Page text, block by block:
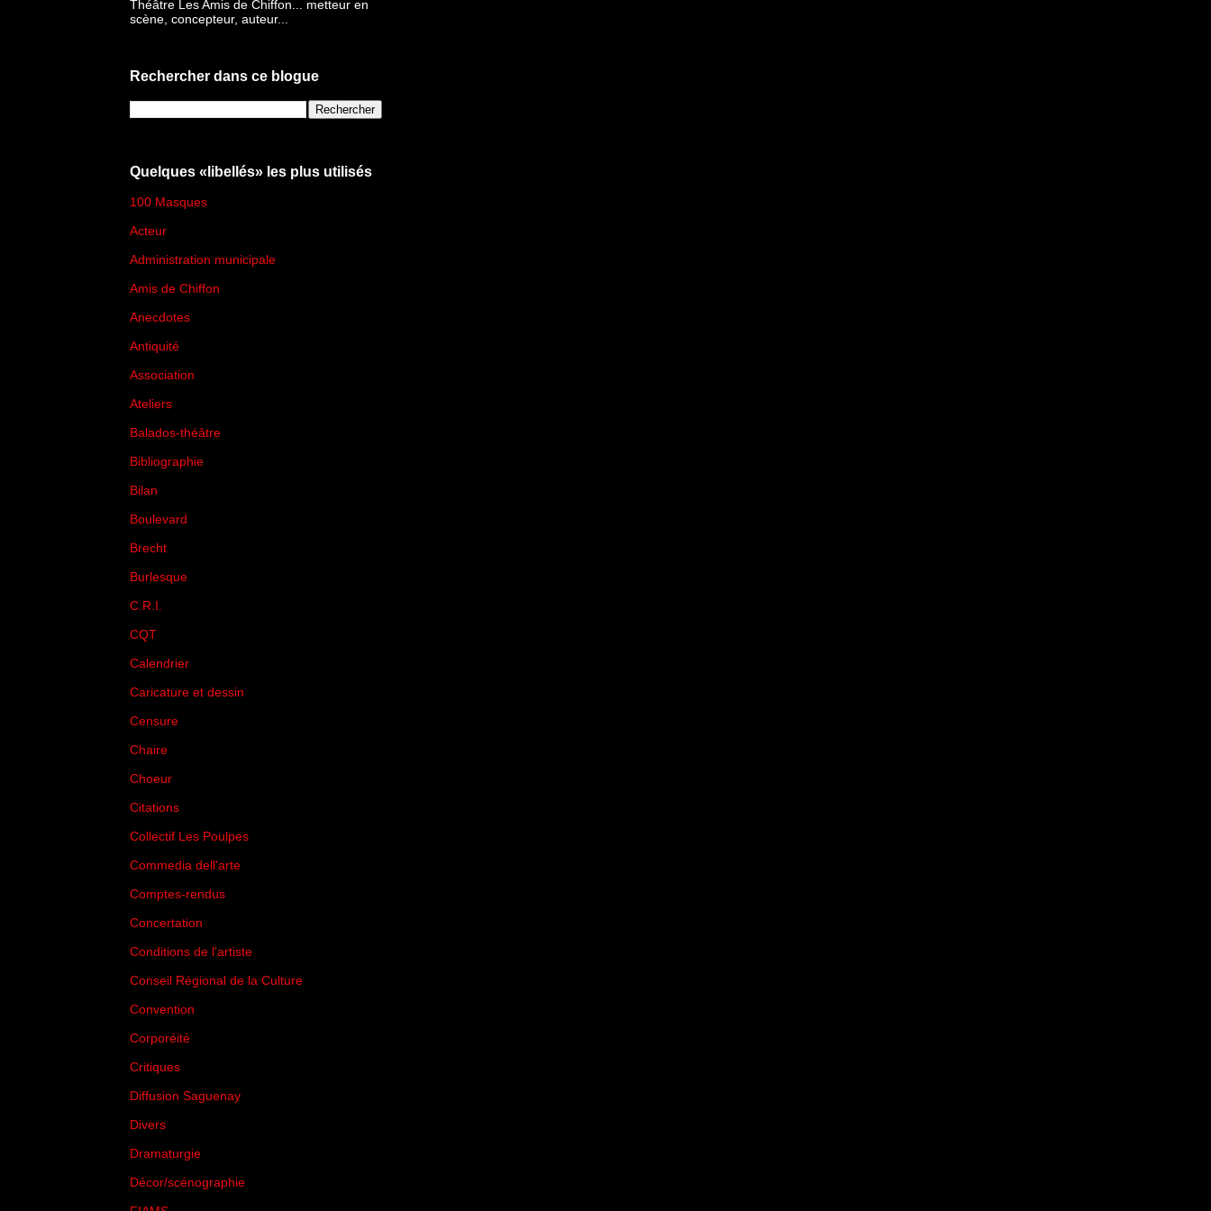
Théâtre Les Amis de Chiffon... metteur en
scène, concepteur, auteur...
Rechercher dans ce blogue
Quelques «libellés» les plus utilisés
100 Masques
Acteur
Administration municipale
Amis de Chiffon
Anecdotes
Antiquité
Association
Ateliers
Balados-théâtre
Bibliographie
Bilan
Boulevard
Brecht
Burlesque
C.R.I.
CQT
Calendrier
Caricature et dessin
Censure
Chaire
Choeur
Citations
Collectif Les Poulpes
Commedia dell'arte
Comptes-rendus
Concertation
Conditions de l'artiste
Conseil Régional de la Culture
Convention
Corporéité
Critiques
Diffusion Saguenay
Divers
Dramaturgie
Décor/scénographie